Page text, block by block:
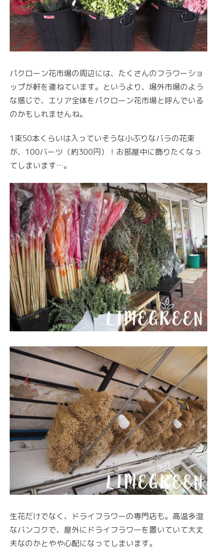
パクローン花市場の周辺には、たくさんのフラワーショ
ップが軒を連ねています。というより、場外市場のよう
な感じで、エリア全体をパクローン花市場と呼んでいる
のかもしれませんね。
1束50本くらいは入っていそうな小ぶりなバラの花束
が、100バーツ（約300円）！お部屋中に飾りたくなっ
てしまいます…。
生花だけでなく、ドライフラワーの専門店も。高温多湿
なバンコクで、屋外にドライフラワーを置いていて大丈
夫なのかとやや心配になってしまいます。